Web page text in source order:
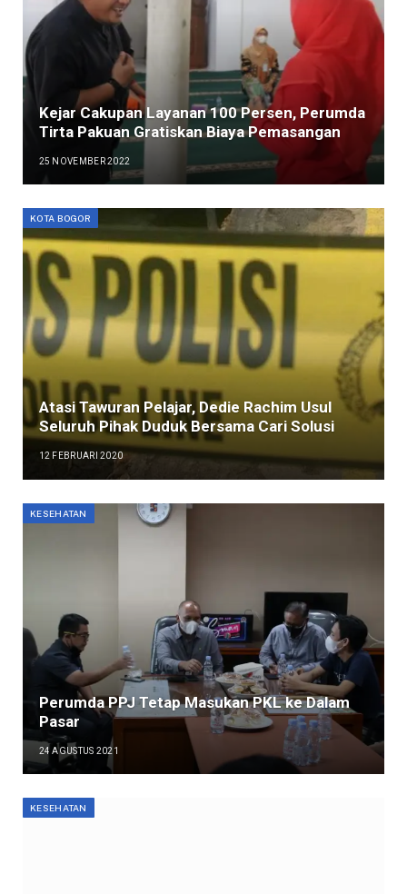
Kejar Cakupan Layanan 100 Persen, Perumda
Tirta Pakuan Gratiskan Biaya Pemasangan
25 NOVEMBER 2022
KOTA BOGOR
Atasi Tawuran Pelajar, Dedie Rachim Usul
Seluruh Pihak Duduk Bersama Cari Solusi
12 FEBRUARI 2020
KESEHATAN
Perumda PPJ Tetap Masukan PKL ke Dalam
Pasar
24 AGUSTUS 2021
KESEHATAN